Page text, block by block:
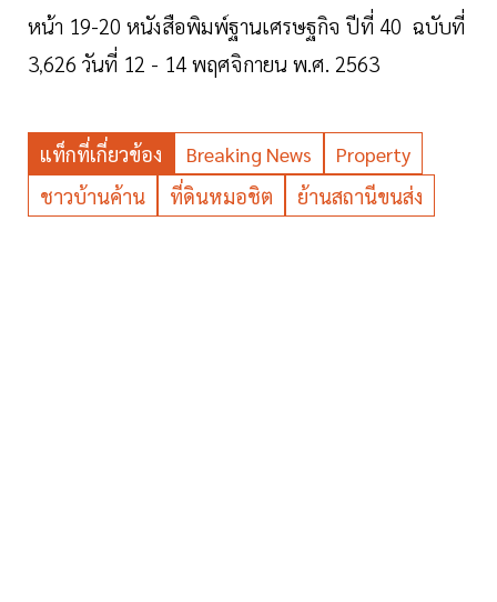
หน้า 19-20 หนังสือพิมพ์ฐานเศรษฐกิจ ปีที่ 40 ฉบับที่
3,626 วันที่ 12 - 14 พฤศจิกายน พ.ศ. 2563
แท็กที่เกี่ยวข้อง Breaking News
Property
ชาวบ้านค้าน
ที่ดินหมอชิต ย้านสถานีขนส่ง